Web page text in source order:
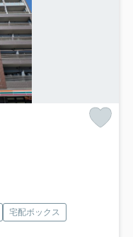
宅配ボックス